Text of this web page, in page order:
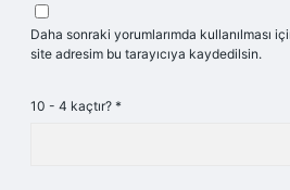
Daha sonraki yorumlarımda kullanılması
site adresim bu tarayıcıya kaydedilsin.
10 - 4 kaçtır? *